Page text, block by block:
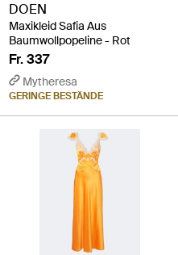
DOEN
Maxikleid Safia Aus
Baumwollpopeline - Rot
Fr. 337
Mytheresa
GERINGE BESTÄNDE